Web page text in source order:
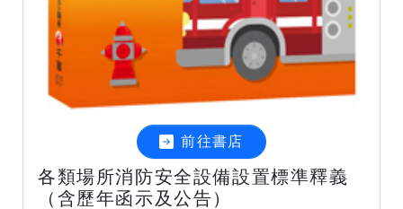
前往書店
各類場所消防安全設備設置標準釋義
（含歷年函示及公告）